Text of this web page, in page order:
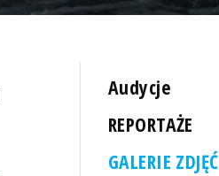
Audycje
REPORTAŻE
GALERIE ZDJĘĆ